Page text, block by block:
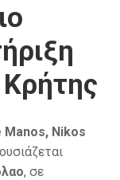
Manos, Nikos
, σε